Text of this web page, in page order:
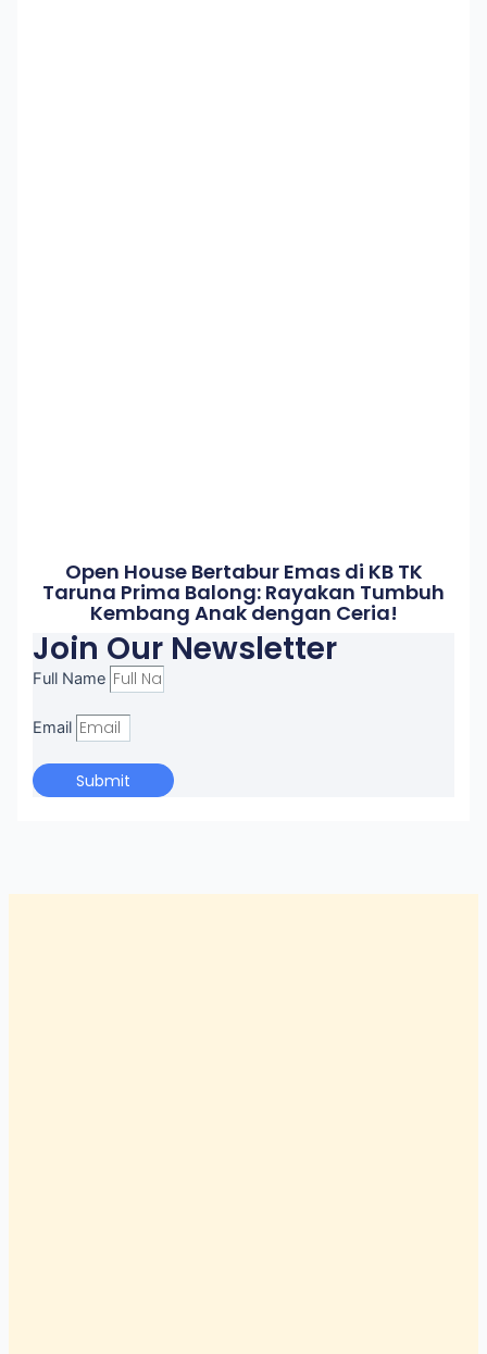
Open House Bertabur Emas di KB TK
Taruna Prima Balong: Rayakan Tumbuh
Kembang Anak dengan Ceria!
Join Our Newsletter
Full Name
Email
Submit